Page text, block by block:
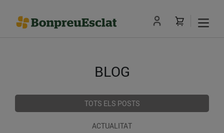
BLOG
TOTS ELS POSTS
ACTUALITAT